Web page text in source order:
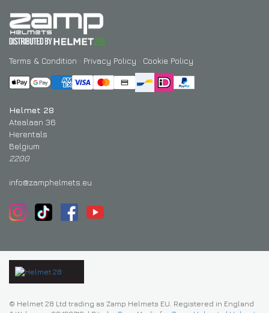
Terms & Condition · Privacy Policy · Cookie Policy
Helmet 28
Atealaan 36
Herentals
Belgium
2200
info@zamphelmets.eu
© Helmet 28 Ltd trading as Zamp Helmets EU. Registered in England